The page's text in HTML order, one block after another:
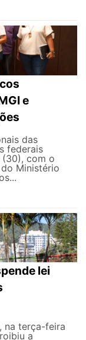
e
das
federais
(30), com o
Ministério
lei
na terça-feira
a